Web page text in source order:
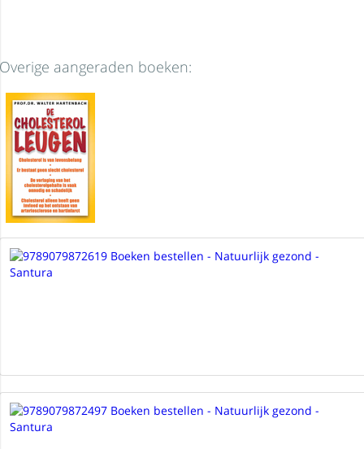
Overige aangeraden boeken: